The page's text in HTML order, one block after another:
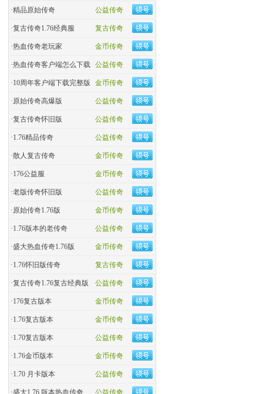
公益传奇
·精品原始传奇
复古传奇
·复古传奇1.76经典服
金币传奇
·热血传奇老玩家
公益传奇
·热血传奇客户端怎么下载
金币传奇
·10周年客户端下载完整版
公益传奇
·原始传奇高爆版
公益传奇
·复古传奇怀旧版
公益传奇
·1.76精品传奇
金币传奇
·散人复古传奇
金币传奇
·176公益服
公益传奇
·老版传奇怀旧版
金币传奇
·原始传奇1.76版
公益传奇
·1.76版本的老传奇
金币传奇
·盛大热血传奇1.76版
复古传奇
·1.76怀旧版传奇
公益传奇
·复古传奇1.76复古经典版
金币传奇
·176复古版本
金币传奇
·1.76复古版本
公益传奇
·1.70复古版本
金币传奇
·1.76金币版本
公益传奇
·1.70 月卡版本
公益传奇
·盛大1.76 版本热血传奇